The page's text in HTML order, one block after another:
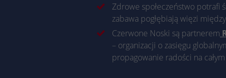
Zdrowe społeczeństwo potrafi
zabawa pogłębiają więzi
Czerwone Noski są partnerem
– organizacji o zasięgu
propagowanie radości na